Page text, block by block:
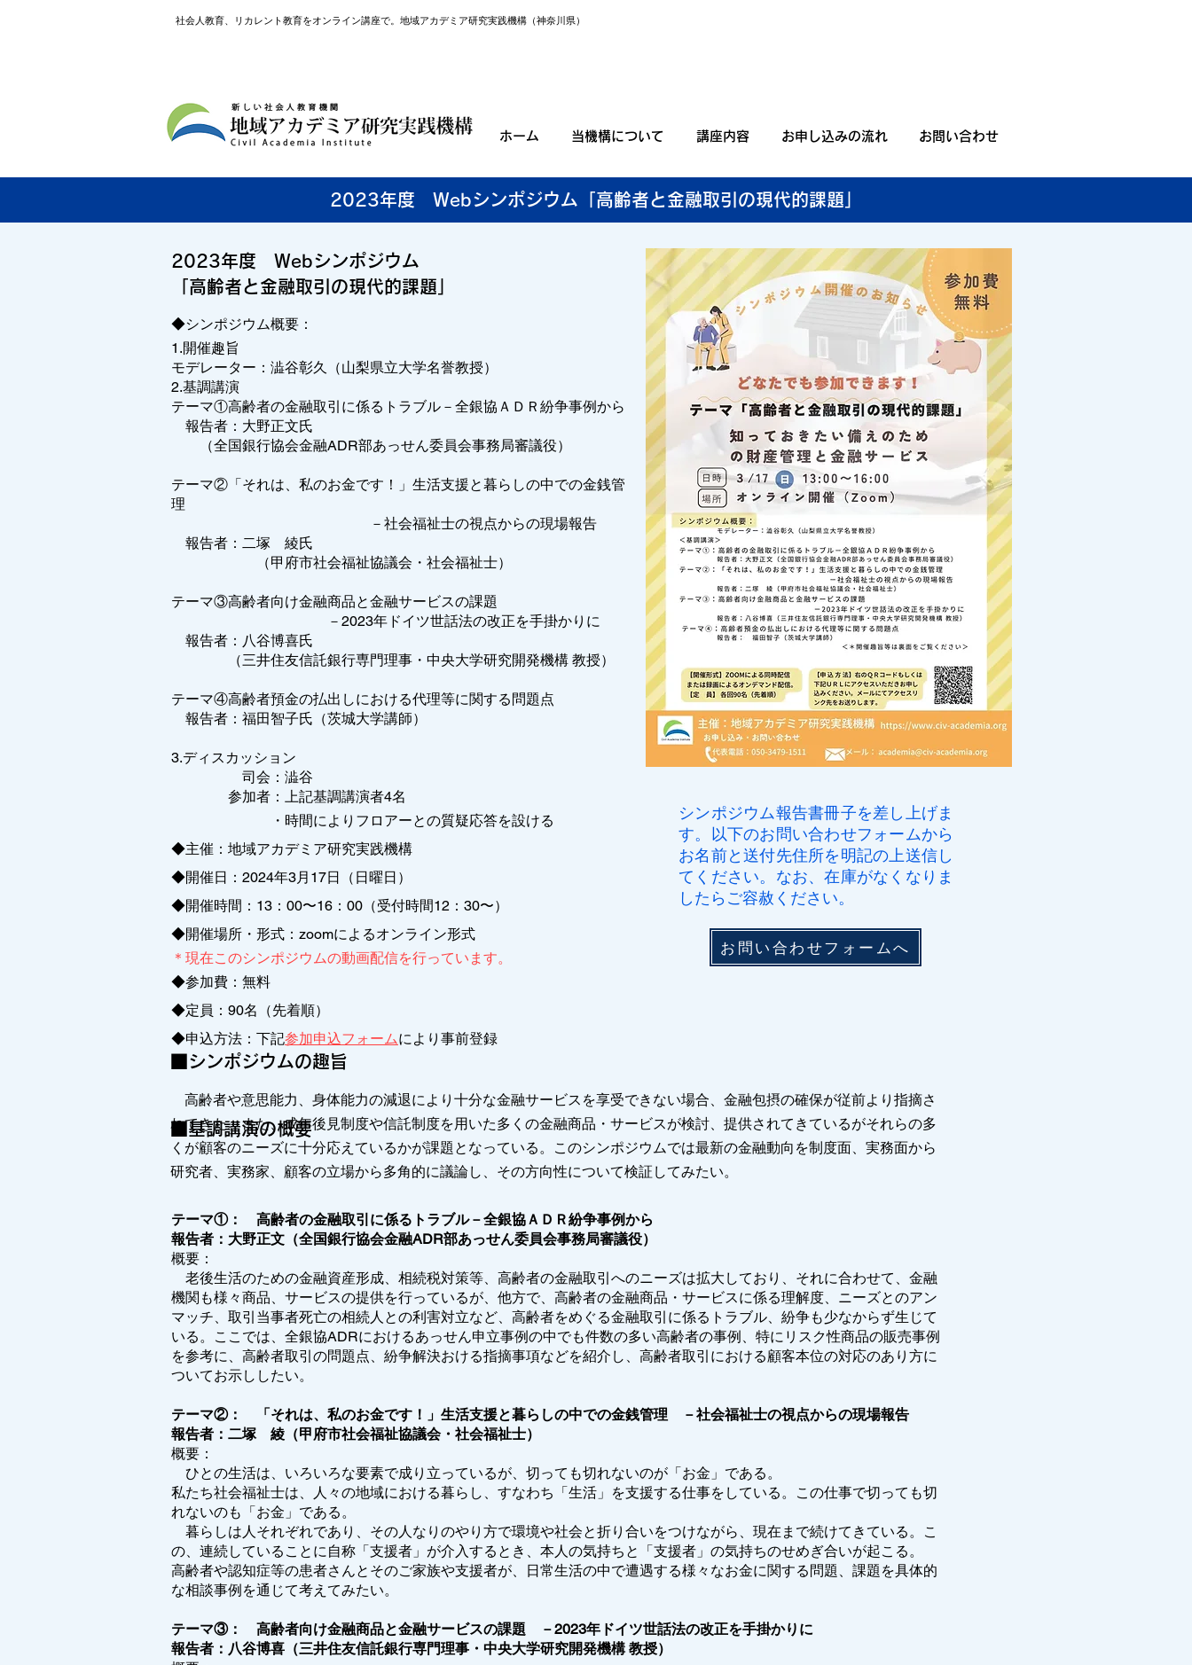
社会人教育、リカレント教育をオンライン講座で。地域アカデミア研究実践機構（神奈川県）
ホーム 当機構について 講座内容 お申し込みの流れ お問い合わせ
2023年度 Webシンポジウム「高齢者と金融取引の現代的課題」
2023年度 Webシンポジウム
「高齢者と金融取引の現代的課題」
◆シンポジウム概要：
1.開催趣旨
モデレーター：澁谷彰久（山梨県立大学名誉教授）
2.基調講演
テーマ①高齢者の金融取引に係るトラブル－全銀協ＡＤＲ紛争事例から
報告者：大野正文氏
（全国銀行協会金融ADR部あっせん委員会事務局審議役）
テーマ②「それは、私のお金です！」生活支援と暮らしの中での金銭管
理
－社会福祉士の視点からの現場報告
報告者：二塚 綾氏
（甲府市社会福祉協議会・社会福祉士）
テーマ③高齢者向け金融商品と金融サービスの課題
－2023年ドイツ世話法の改正を手掛かりに
報告者：八谷博喜氏
（三井住友信託銀行専門理事・中央大学研究開発機構 教授）
テーマ④高齢者預金の払出しにおける代理等に関する問題点
報告者：福田智子氏（茨城大学講師）
3.ディスカッション
司会：澁谷
参加者：上記基調講演者4名
・時間によりフロアーとの質疑応答を設ける
◆主催：地域アカデミア研究実践機構
◆開催日：2024年3月17日（日曜日）
◆開催時間：13：00〜16：00（受付時間12：30〜）
◆開催場所・形式：zoomによるオンライン形式
＊現在このシンポジウムの動画配信を行っています。
◆参加費：無料
◆定員：90名（先着順）
◆申込方法：下記参加申込フォームにより事前登録
■シンポジウムの趣旨
​シンポジウム報告書冊子を差し上げま
す。以下のお問い合わせフォームから
お名前と送付先住所を明記の上送信し
てください。なお、在庫がなくなりま
したらご容赦ください。
お問い合わせフォームへ
高齢者や意思能力、身体能力の減退により十分な金融サービスを享受できない場合、金融包摂の確保が従前より指摘さ
れてきた。また、成年後見制度や信託制度を用いた多くの金融商品・サービスが検討、提供されてきているがそれらの多
くが顧客のニーズに十分応えているかが課題となっている。このシンポジウムでは最新の金融動向を制度面、実務面から
研究者、実務家、顧客の立場から多角的に議論し、その方向性について検証してみたい。
■基調講演の概要
テーマ①： 高齢者の金融取引に係るトラブル－全銀協ＡＤＲ紛争事例から
報告者：大野正文（全国銀行協会金融ADR部あっせん委員会事務局審議役）
概要：
老後生活のための金融資産形成、相続税対策等、高齢者の金融取引へのニーズは拡大しており、それに合わせて、金融
機関も様々商品、サービスの提供を行っているが、他方で、高齢者の金融商品・サービスに係る理解度、ニーズとのアン
マッチ、取引当事者死亡の相続人との利害対立など、高齢者をめぐる金融取引に係るトラブル、紛争も少なからず生じて
いる。ここでは、全銀協ADRにおけるあっせん申立事例の中でも件数の多い高齢者の事例、特にリスク性商品の販売事例
を参考に、高齢者取引の問題点、紛争解決おける指摘事項などを紹介し、高齢者取引における顧客本位の対応のあり方に
ついてお示ししたい。
テーマ②： 「それは、私のお金です！」生活支援と暮らしの中での金銭管理 －社会福祉士の視点からの現場報告
報告者：二塚 綾（甲府市社会福祉協議会・社会福祉士）
概要：
ひとの生活は、いろいろな要素で成り立っているが、切っても切れないのが「お金」である。
私たち社会福祉士は、人々の地域における暮らし、すなわち「生活」を支援する仕事をしている。この仕事で切っても切
れないのも「お金」である。
暮らしは人それぞれであり、その人なりのやり方で環境や社会と折り合いをつけながら、現在まで続けてきている。こ
の、連続していることに自称「支援者」が介入するとき、本人の気持ちと「支援者」の気持ちのせめぎ合いが起こる。
高齢者や認知症等の患者さんとそのご家族や支援者が、日常生活の中で遭遇する様々なお金に関する問題、課題を具体的
な相談事例を通じて考えてみたい。
テーマ③： 高齢者向け金融商品と金融サービスの課題 －2023年ドイツ世話法の改正を手掛かりに
報告者：八谷博喜（三井住友信託銀行専門理事・中央大学研究開発機構 教授）